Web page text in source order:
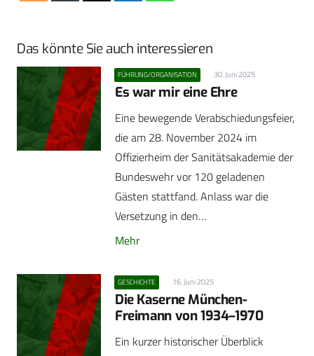
Das könnte Sie auch interessieren
FÜHRUNG/ORGANISATION 30. Juni 2025
Es war mir eine Ehre
Eine bewegende Verabschiedungsfeier,
die am 28. November 2024 im
Offizierheim der Sanitätsakademie der
Bundeswehr vor 120 geladenen
Gästen stattfand. Anlass war die
Versetzung in den…
Mehr
GESCHICHTE 16. Juni 2025
Die Kaserne München-
Freimann von 1934–1970
Ein kurzer historischer Überblick